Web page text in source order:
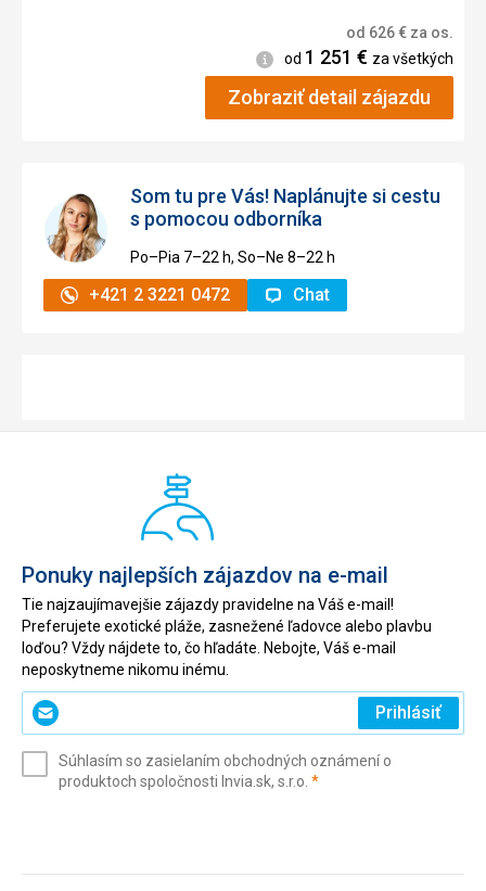
od 626€ za os.
Informácie
od 1 251 € za všetkých
Zobraziť detail zájazdu
Som tu pre Vás! Naplánujte si cestu
s pomocou odborníka
Po–Pia 7–⁠⁠⁠⁠⁠⁠22 h, So–Ne 8–⁠⁠⁠⁠⁠⁠22 h
+421 2 3221 0472 Chat
Ponuky najlepších zájazdov na e-mail
Tie najzaujímavejšie zájazdy pravidelne na Váš e-mail!
Preferujete exotické pláže, zasnežené ľadovce alebo plavbu
loďou? Vždy nájdete to, čo hľadáte. Nebojte, Váš e-mail
neposkytneme nikomu inému.
Zadajte
svoj
(povinné)
Prihlásiť
Súhlasím so zasielaním obchodných oznámení o
produktoch spoločnosti Invia.sk, s.r.o. *(povinné)